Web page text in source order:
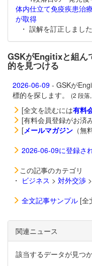
体内仕立て免疫疾患治
が取得
・ 誤解を訂正しまし
GSKがEngitixと組ん
的を見つける
2026-06-09 - GSKが
標的を探します。
(2 段落
[全文を読むには有料
[有料会員登録がお済
[メールマガジン （
2026-06-09に登録さ
この記事のカテゴリ
・ ビジネス > 対外交渉 >
全文記事サンプル [全
関連ニュース
該当するデータが見つ